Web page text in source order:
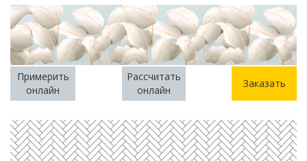
Примерить
онлайн
Рассчитать
онлайн
Заказать